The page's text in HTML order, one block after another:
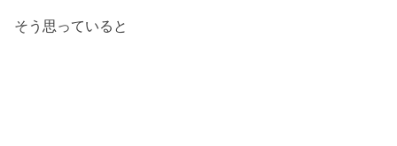
そう思っていると